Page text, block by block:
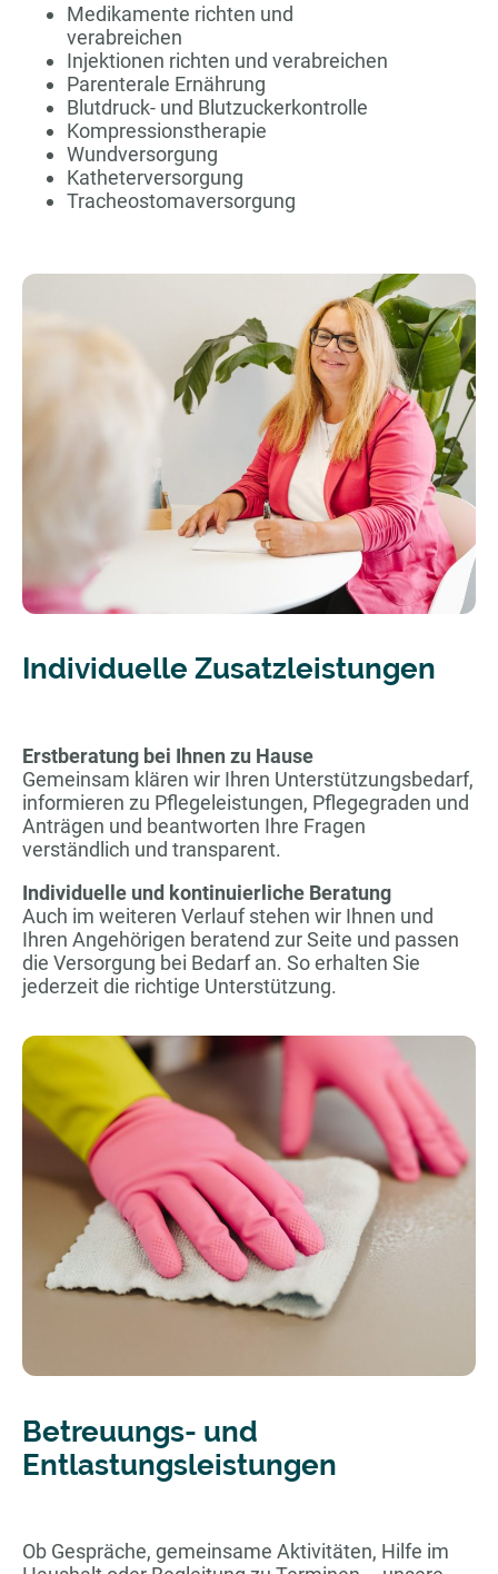
Medikamente richten und
verabreichen
Injektionen richten und verabreichen
Parenterale Ernährung
Blutdruck- und Blutzuckerkontrolle
Kompressionstherapie
Wundversorgung
Katheterversorgung
Tracheostomaversorgung
Individuelle Zusatzleistungen
Erstberatung bei Ihnen zu Hause
Gemeinsam klären wir Ihren Unterstützungsbedarf,
informieren zu Pflegeleistungen, Pflegegraden und
Anträgen und beantworten Ihre Fragen
verständlich und transparent.
Individuelle und kontinuierliche Beratung
Auch im weiteren Verlauf stehen wir Ihnen und
Ihren Angehörigen beratend zur Seite und passen
die Versorgung bei Bedarf an. So erhalten Sie
jederzeit die richtige Unterstützung.
Betreuungs- und
Entlastungsleistungen
Ob Gespräche, gemeinsame Aktivitäten, Hilfe im